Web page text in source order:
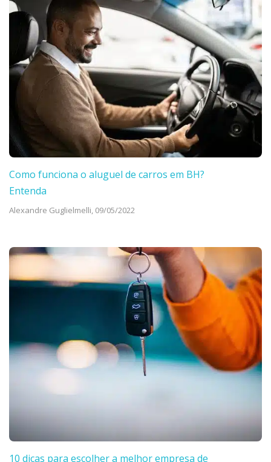
Como funciona o aluguel de carros em BH?
Entenda
Alexandre Guglielmelli, 09/05/2022
10 dicas para escolher a melhor empresa de